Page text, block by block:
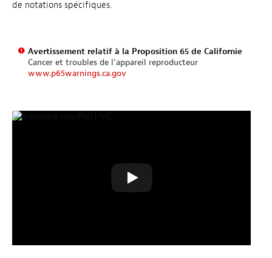
de notations spécifiques.
Avertissement relatif à la Proposition 65 de Californie
Cancer et troubles de l’appareil reproducteur
www.p65warnings.ca.gov